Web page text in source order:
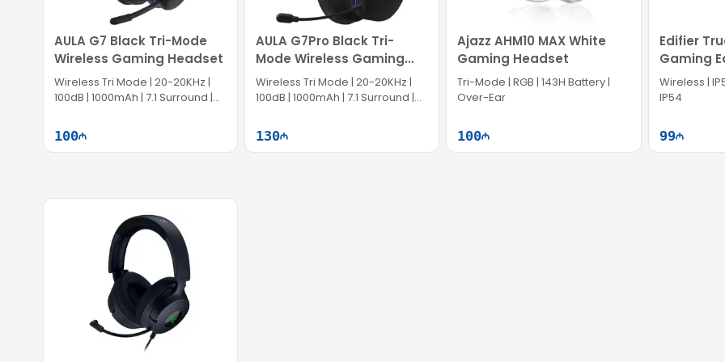
AULA G7 Black Tri-Mode
Wireless Gaming Headset
Wireless Tri Mode | 20-20KHz |
100dB | 1000mAh | 7.1 Surround |
100
AULA G7Pro Black Tri-
Mode Wireless Gaming
Headset
Wireless Tri Mode | 20-20KHz |
100dB | 1000mAh | 7.1 Surround |
130
Ajazz AHM10 MAX White
Gaming Headset
Tri-Mode | RGB | 143H Battery |
Over-Ear
100
Edifier
Gaming
HECATE
Wireless |
IP54
99